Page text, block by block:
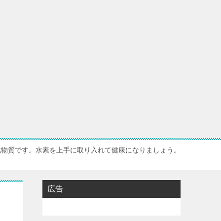
質です。水素を上手に取り入れて健康になりましょう。
広告